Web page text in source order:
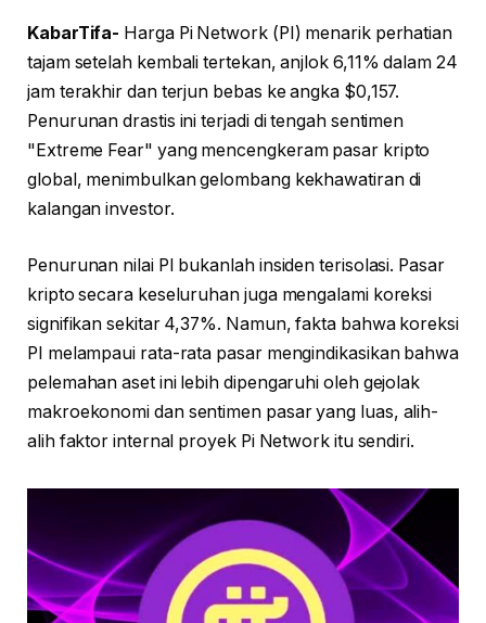
KabarTifa- Harga Pi Network (PI) menarik perhatian
tajam setelah kembali tertekan, anjlok 6,11% dalam 24
jam terakhir dan terjun bebas ke angka $0,157.
Penurunan drastis ini terjadi di tengah sentimen
"Extreme Fear" yang mencengkeram pasar kripto
global, menimbulkan gelombang kekhawatiran di
kalangan investor.
Penurunan nilai PI bukanlah insiden terisolasi. Pasar
kripto secara keseluruhan juga mengalami koreksi
signifikan sekitar 4,37%. Namun, fakta bahwa koreksi
PI melampaui rata-rata pasar mengindikasikan bahwa
pelemahan aset ini lebih dipengaruhi oleh gejolak
makroekonomi dan sentimen pasar yang luas, alih-
alih faktor internal proyek Pi Network itu sendiri.